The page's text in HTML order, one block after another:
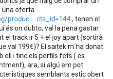
una oferta
produc ... cts_id=144, tenen el
és on dubto, val la pena gastar
el track ir 5 + el joy apart (sortirà
val 199€)? El saitek m´ha donat
ell i tinc els perfils fets ( es
ara, si algú em pot
semblants estic obert